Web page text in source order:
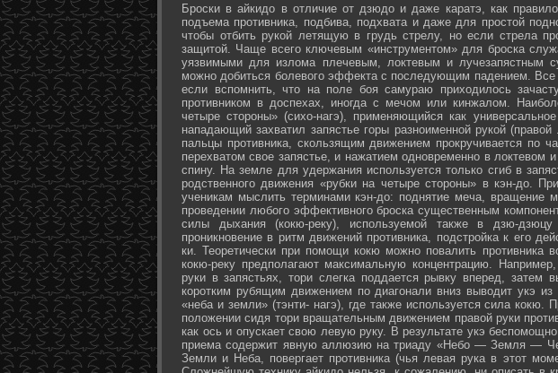
Броски в айкидо в отличие от дзюдо и даже каратэ, как
подъема противника, подбива, подхвата и даже для простой
чтобы отбить рукой летящую в грудь стрелу, но если стрела
защитой. Чаще всего ключевым «инструментом» для броска
уязвимыми для излома плечевым, локтевым и лучезапястным
можно добиться болевого эффекта с последующим падением. Все
если вспомнить, что на поле боя самураю приходилось
противником в доспехах, иногда с мечом или кинжалом.
четыре стороны» (сихо-нагэ), применяющийся как
нападающий захватил запястье горы разноименной рукой
пальцы противника, скользящим движением прокручивается по
перехватом свое запястье, и нажатием одновременно в локтевом
спину. На земле для удержания используется только сгиб в
родственного движения «рубки на четыре стороны» в кэн-до.
ученикам мыслить терминами кэн-до: поднятие меча, вращение
проведении любого эффективного броска существенным
силы дыхания (кокю-реку), используемой также в дзю-
проникновение в ритм движений противника, подстройка к его
ки. Теоретически при помощи кокю можно повалить противника
кокю-реку предполагают максимальную концентрацию.
руки в запястьях, тори слегка поддается рывку вперед,
коротким рубящим движением по диагонали вниз выводит укэ
«неба и земли» (тэнти- нагэ), где также используется сила
положении сидя тори вращательным движением правой руки
как ось и опускает свою левую руку. В результате укэ
приема содержит явную аллюзию на триаду «Небо — Земля —
Земли и Неба, повергает противника (чья левая рука в этот